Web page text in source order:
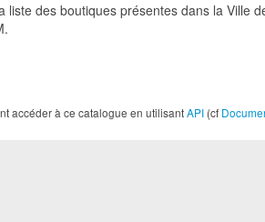
liste des boutiques présentes dans la Ville
accéder à ce catalogue en utilisantAPI (cf